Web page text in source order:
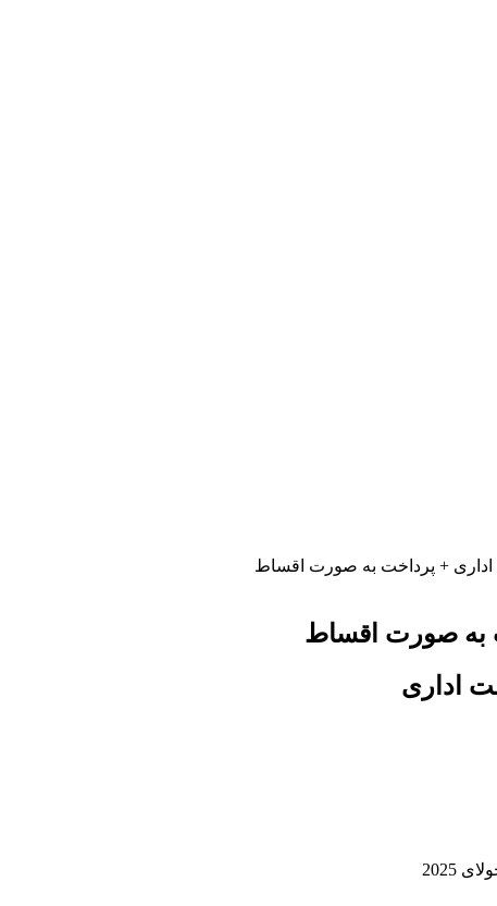
اداری + پرداخت به صورت اقساط
به صورت اقساط
اداری